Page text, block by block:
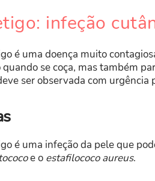
infeção
é uma doença muito
quando se coça, mas também
ser observada com
é uma infeção da pele que
e o estafilococo aureus.